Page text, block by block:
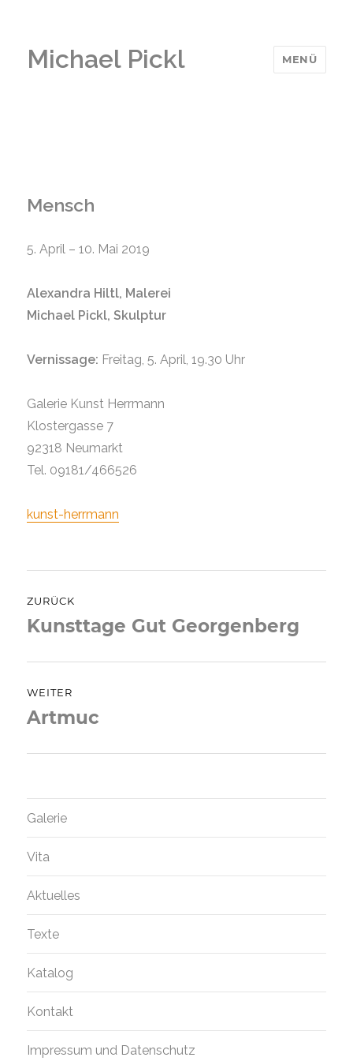
Michael Pickl MENÜ
Mensch
5. April – 10. Mai 2019
Alexandra Hiltl, Malerei
Michael Pickl, Skulptur
Vernissage: Freitag, 5. April, 19.30 Uhr
Galerie Kunst Herrmann
Klostergasse 7
92318 Neumarkt
Tel. 09181/466526
kunst-herrmann
ZURÜCK
Vorheriger
Kunsttage Gut Georgenberg
WEITER
Nächster
Artmuc
Galerie
Vita
Aktuelles
Texte
Katalog
Kontakt
Impressum und Datenschutz